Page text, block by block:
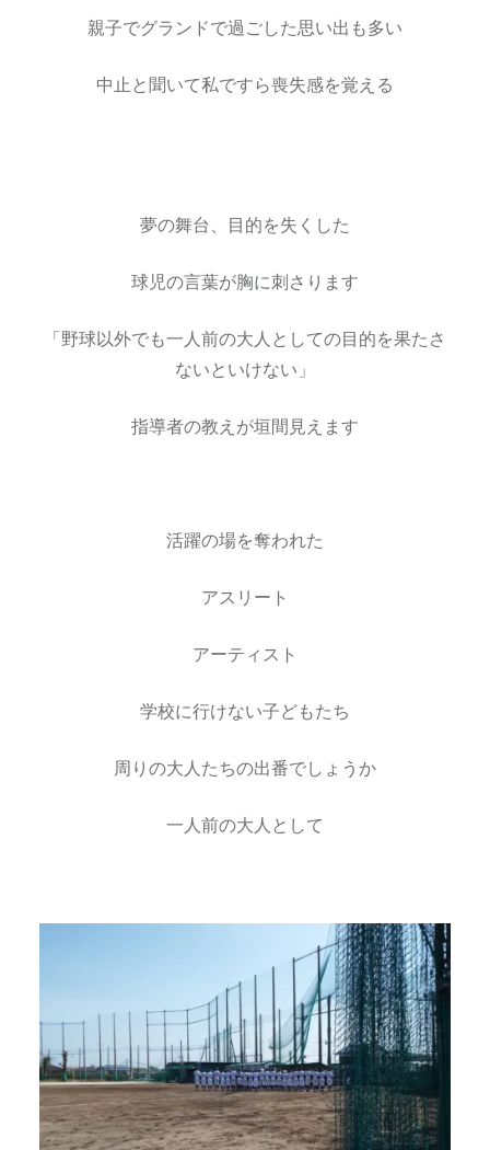
親子でグランドで過ごした思い出も多い
中止と聞いて私ですら喪失感を覚える
夢の舞台、目的を失くした
球児の言葉が胸に刺さります
「野球以外でも一人前の大人としての目的を果たさ
ないといけない」
指導者の教えが垣間見えます
活躍の場を奪われた
アスリート
アーティスト
学校に行けない子どもたち
周りの大人たちの出番でしょうか
一人前の大人として